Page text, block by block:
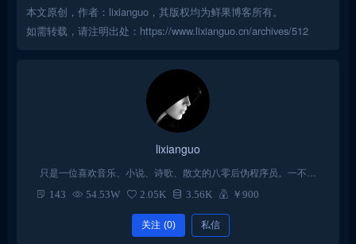
本文原创，作者：lixianguo，其版权均为鲜果博客所有。
如需转载，请注明出处：https://www.lixianguo.cn/archives/512
lixianguo
只是一位喜欢音乐、小说、诗歌、散文的八零后伪程序员。一不小
心入了wordpress的坑，从此一发不可收拾！每天以折腾主题代码为
143 54.53W 2.05K 3.56K ￥900
关注 (0) 私信